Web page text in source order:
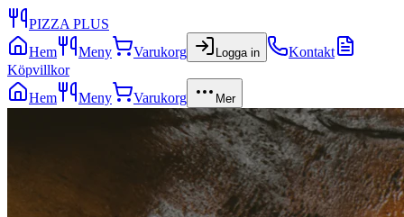
PIZZA PLUS
Hem
Meny Varukorg Logga in
Kontakt
Köpvillkor
Hem
Meny Varukorg Mer